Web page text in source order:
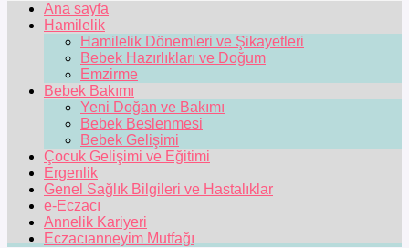
Ana sayfa
Hamilelik
Hamilelik Dönemleri ve Şikayetleri
Bebek Hazırlıkları ve Doğum
Emzirme
Bebek Bakımı
Yeni Doğan ve Bakımı
Bebek Beslenmesi
Bebek Gelişimi
Çocuk Gelişimi ve Eğitimi
Ergenlik
Genel Sağlık Bilgileri ve Hastalıklar
e-Eczacı
Annelik Kariyeri
Eczacıanneyim Mutfağı